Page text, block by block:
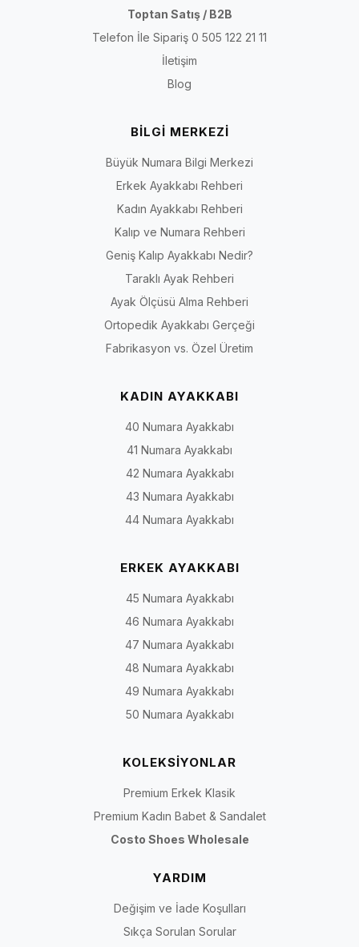
Toptan Satış / B2B
Telefon İle Sipariş 0 505 122 21 11
İletişim
Blog
BİLGİ MERKEZİ
Büyük Numara Bilgi Merkezi
Erkek Ayakkabı Rehberi
Kadın Ayakkabı Rehberi
Kalıp ve Numara Rehberi
Geniş Kalıp Ayakkabı Nedir?
Taraklı Ayak Rehberi
Ayak Ölçüsü Alma Rehberi
Ortopedik Ayakkabı Gerçeği
Fabrikasyon vs. Özel Üretim
KADIN AYAKKABI
40 Numara Ayakkabı
41 Numara Ayakkabı
42 Numara Ayakkabı
43 Numara Ayakkabı
44 Numara Ayakkabı
ERKEK AYAKKABI
45 Numara Ayakkabı
46 Numara Ayakkabı
47 Numara Ayakkabı
48 Numara Ayakkabı
49 Numara Ayakkabı
50 Numara Ayakkabı
KOLEKSİYONLAR
Premium Erkek Klasik
Premium Kadın Babet & Sandalet
Costo Shoes Wholesale
YARDIM
Değişim ve İade Koşulları
Sıkça Sorulan Sorular